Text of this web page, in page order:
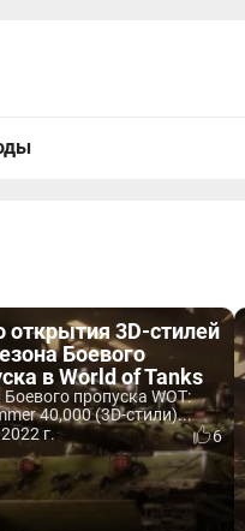
открытия 3D-стилей
Боевого
в World of Tanks
Боевого пропуска WOT:
40,000 (3D-стили)...
г.
6